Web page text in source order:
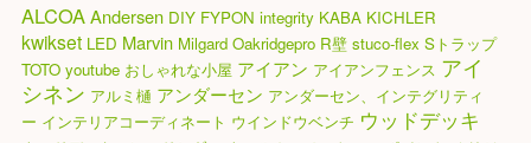
ALCOAAndersen DIY FYPON integrity KABA KICHLER
kwikset LED Marvin Milgard Oakridgepro R壁 stuco-flex Sトラップ
TOTO youtube おしゃれな小屋 アイアン アイアンフェンス アイ
シネン アルミ樋 アンダーセン アンダーセン、インテグリティ
ー インテリアコーディネート ウインドウベンチ ウッドデッキ